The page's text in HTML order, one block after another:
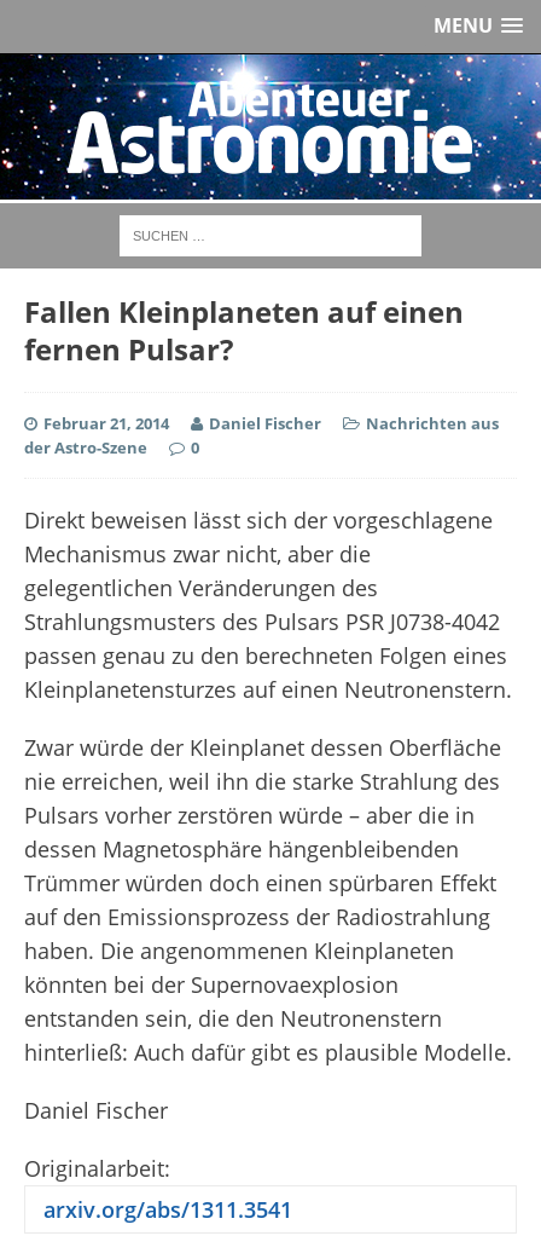
MENU
Fallen Kleinplaneten auf einen
fernen Pulsar?
Februar 21, 2014 Daniel Fischer
Nachrichten aus
der Astro-Szene
0
Direkt beweisen lässt sich der vorgeschlagene
Mechanismus zwar nicht, aber die
gelegentlichen Veränderungen des
Strahlungsmusters des Pulsars PSR J0738-4042
passen genau zu den berechneten Folgen eines
Kleinplanetensturzes auf einen Neutronenstern.
Zwar würde der Kleinplanet dessen Oberfläche
nie erreichen, weil ihn die starke Strahlung des
Pulsars vorher zerstören würde – aber die in
dessen Magnetosphäre hängenbleibenden
Trümmer würden doch einen spürbaren Effekt
auf den Emissionsprozess der Radiostrahlung
haben. Die angenommenen Kleinplaneten
könnten bei der Supernovaexplosion
entstanden sein, die den Neutronenstern
hinterließ: Auch dafür gibt es plausible Modelle.
Daniel Fischer
Originalarbeit:
arxiv.org/abs/1311.3541